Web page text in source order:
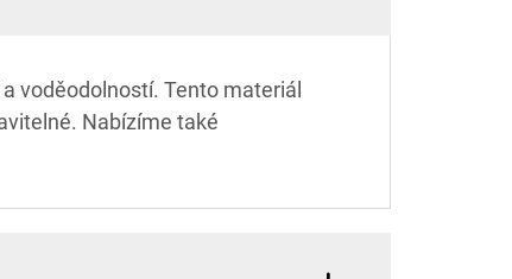
voděodolností. Tento materiál
Nabízíme také